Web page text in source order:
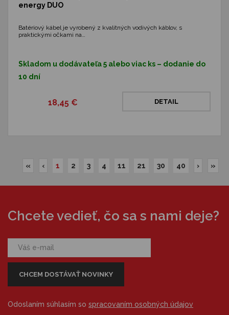
energy DUO
Batériový kábel je vyrobený z kvalitných vodivých káblov, s
praktickými očkami na…
Skladom u dodávateľa 5 alebo viac ks – dodanie do
10 dní
18,45 € DETAIL
« ‹ 1 2 3 4 11 21 30 40 › »
Chcete vedieť, čo sa s nami deje?
Odoslaním súhlasím so spracovaním osobných údajov